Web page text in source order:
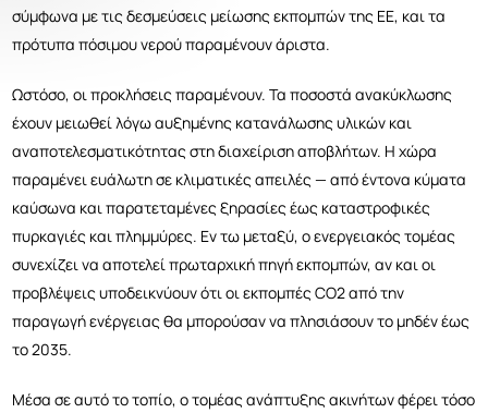
σύμφωνα με τις δεσμεύσεις μείωσης εκπομπών της ΕΕ, και τα
πρότυπα πόσιμου νερού παραμένουν άριστα.
Ωστόσο, οι προκλήσεις παραμένουν. Τα ποσοστάανακύκλωσης
έχουν μειωθεί λόγω αυξημένης κατανάλωσης υλικών και
αναποτελεσματικότητας στη διαχείριση αποβλήτων. Η χώρα
παραμένει ευάλωτη σε κλιματικές απειλές — από έντονα κύματα
καύσωνα και παρατεταμένες ξηρασίες έως καταστροφικές
πυρκαγιές και πλημμύρες. Εν τω μεταξύ, ο ενεργειακός τομέας
συνεχίζει να αποτελεί πρωταρχική πηγή εκπομπών, αν και οι
προβλέψεις υποδεικνύουν ότι οι εκπομπές CO2 από την
παραγωγή ενέργειας θα μπορούσαν να πλησιάσουν το μηδέν έως
το 2035.
Μέσα σε αυτό το τοπίο, ο τομέας ανάπτυξης ακινήτων φέρει τόσο